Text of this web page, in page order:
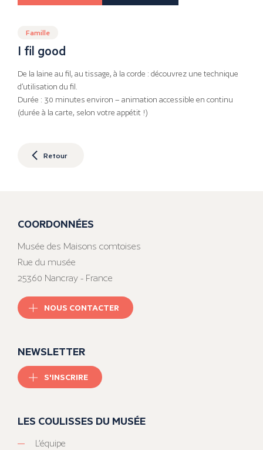
Famille
I fil good
De la laine au fil, au tissage, à la corde : découvrez une technique
d’utilisation du fil.
Durée : 30 minutes environ – animation accessible en continu
(durée à la carte, selon votre appétit !)
Retour
COORDONNÉES
Musée des Maisons comtoises
Rue du musée
25360 Nancray - France
NOUS CONTACTER
NEWSLETTER
S'INSCRIRE
LES COULISSES DU MUSÉE
L’équipe